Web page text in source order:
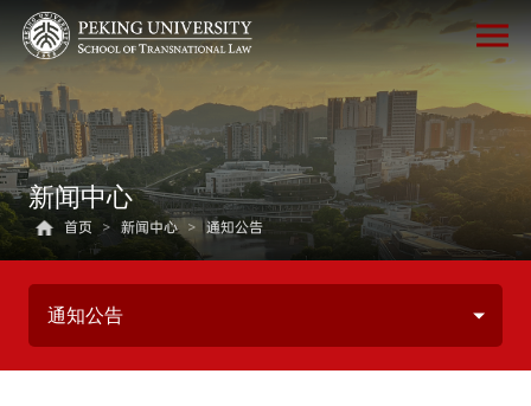
新闻中心
首页 > 新闻中心 > 通知公告
通知公告